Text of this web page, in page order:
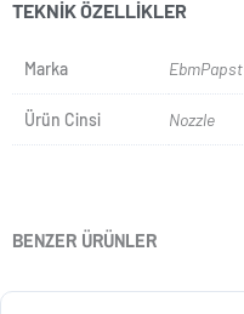
TEKNIK ÖZELLIKLER
Marka EbmPapst
Ürün Cinsi Nozzle
BENZER ÜRÜNLER